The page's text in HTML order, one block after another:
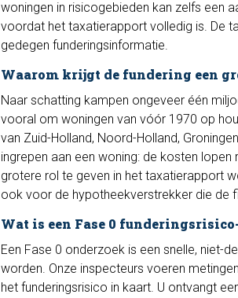
woningen in risicogebieden kan zelfs een
voordat het taxatierapport volledig is. De
gedegen funderingsinformatie.
Waarom krijgt de fundering een
Naar schatting kampen ongeveer één
vooral om woningen van vóór 1970 op
van Zuid-Holland, Noord-Holland,
ingrepen aan een woning: de kosten
grotere rol te geven in het taxatierapport
ook voor de hypotheekverstrekker die de
Wat is een Fase 0
Een Fase 0 onderzoek is een snelle, niet-
worden. Onze inspecteurs voeren
het funderingsrisico in kaart. U ontvangt